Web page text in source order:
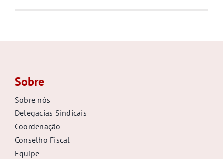
Sobre
Sobre nós
Delegacias Sindicais
Coordenação
Conselho Fiscal
Equipe